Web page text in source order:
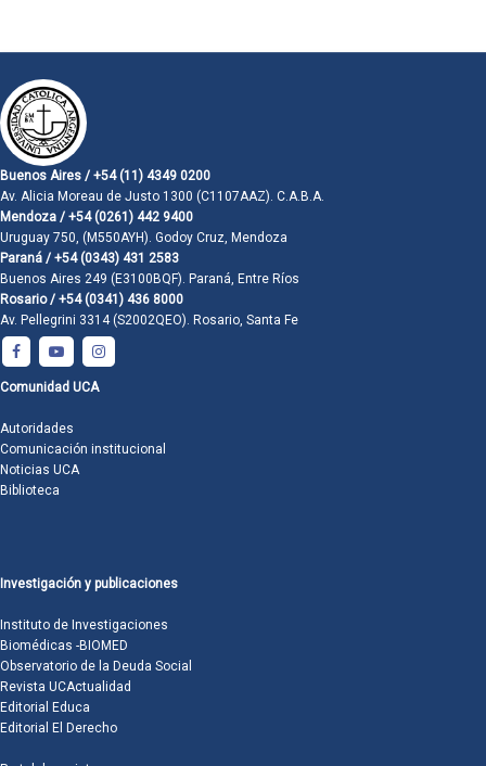
Buenos Aires / +54 (11) 4349 0200
Av. Alicia Moreau de Justo 1300 (C1107AAZ). C.A.B.A.
Mendoza / +54 (0261) 442 9400
Uruguay 750, (M550AYH). Godoy Cruz, Mendoza
Paraná / +54 (0343) 431 2583
Buenos Aires 249 (E3100BQF). Paraná, Entre Ríos
Rosario / +54 (0341) 436 8000
Av. Pellegrini 3314 (S2002QEO). Rosario, Santa Fe
Comunidad UCA
Autoridades
Comunicación institucional
Noticias UCA
Biblioteca
Investigación y publicaciones
Instituto de Investigaciones
Biomédicas -BIOMED
Observatorio de la Deuda Social
Revista UCActualidad
Editorial Educa
Editorial El Derecho